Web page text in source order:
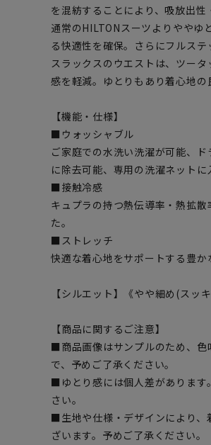
を混紡することにより、吸放出性
通常のHILTONスーツよりややゆ
る快適性を確保。さらにフルス
スラックスのウエストは、ツータ
感を軽減。ゆとりもあり着心地の
【機能・仕様】
■ウォッシャブル
ご家庭での水洗い洗濯が可能、
に除去可能、専用の洗濯ネットに
■接触冷感
キュプラの持つ熱伝導率・熱拡
た。
■ストレッチ
快適な着心地をサポートする豊か
【シルエット】《やや細め(スッ
【商品に関するご注意】
■商品画像はサンプルのため、色
で、予めご了承ください。
■ゆとり感には個人差があります
さい。
■生地や仕様・デザインにより、
ざいます。予めご了承ください。